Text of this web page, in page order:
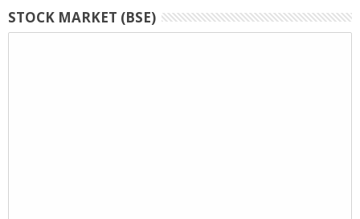
STOCK MARKET (BSE)